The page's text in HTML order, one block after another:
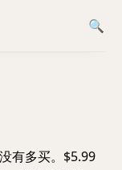
有多买。$5.99